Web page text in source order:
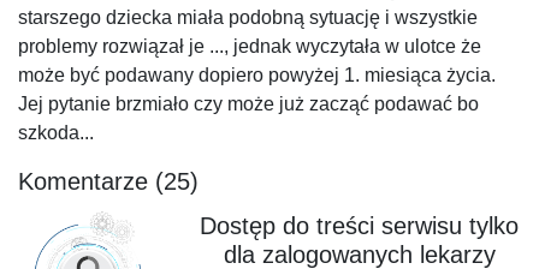
starszego dziecka miała podobną sytuację i wszystkie
problemy rozwiązał je ..., jednak wyczytała w ulotce że
może być podawany dopiero powyżej 1. miesiąca życia.
Jej pytanie brzmiało czy może już zacząć podawać bo
szkoda...
Komentarze (25)
Dostęp do treści serwisu tylko
dla zalogowanych lekarzy